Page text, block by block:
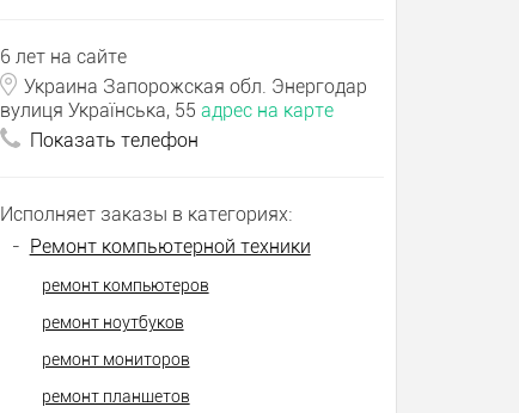
6 лет на сайте
Украина Запорожская обл. Энергодар
вулиця Українська, 55 адрес на карте
Показать телефон
Исполняет заказы в категориях:
- Ремонт компьютерной техники
ремонт компьютеров
ремонт ноутбуков
ремонт мониторов
ремонт планшетов